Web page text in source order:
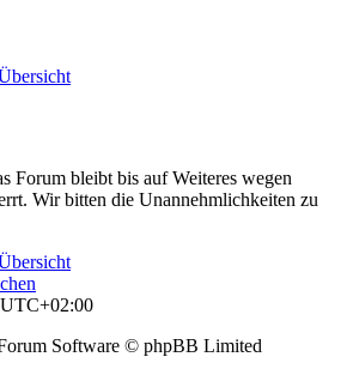
Forum bleibt bis auf Weiteres wegen
Wir bitten die Unannehmlichkeiten zu
UTC+02:00
Software © phpBB Limited